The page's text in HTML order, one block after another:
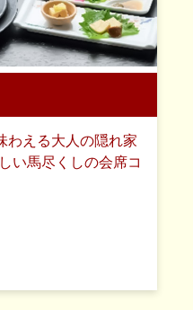
わえる大人の隠れ家
い馬尽くしの会席コ